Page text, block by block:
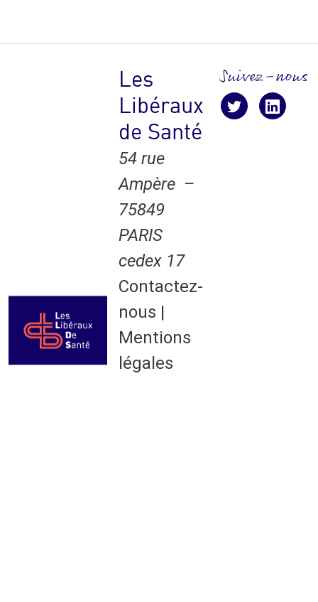
Les
Libéraux
de Santé
54 rue
Ampère –
75849
PARIS
cedex 17
Contactez-
nous |
Mentions
légales
Suivez-nous
Suivez-nous !
suivez-